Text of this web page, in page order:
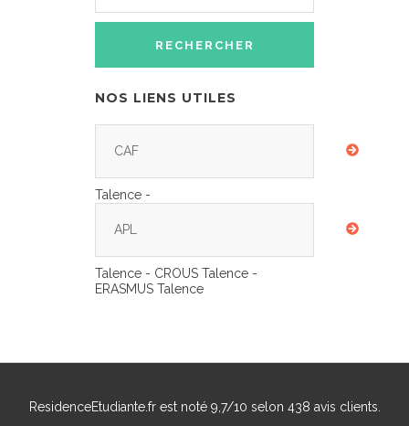
NOS LIENS UTILES
CAF
Talence -
APL
Talence - CROUS Talence -
ERASMUS Talence
ResidenceEtudiante.frest noté 9,7/10 selon 438 avis clients.